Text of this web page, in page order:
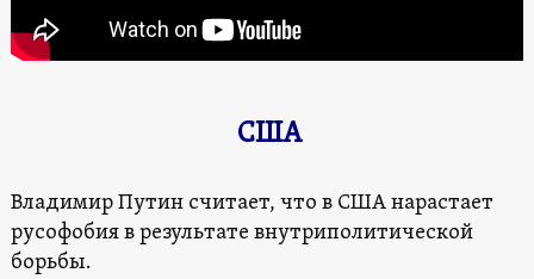
США
Владимир Путин считает, что в США нарастает
русофобия в результате внутриполитической
борьбы.